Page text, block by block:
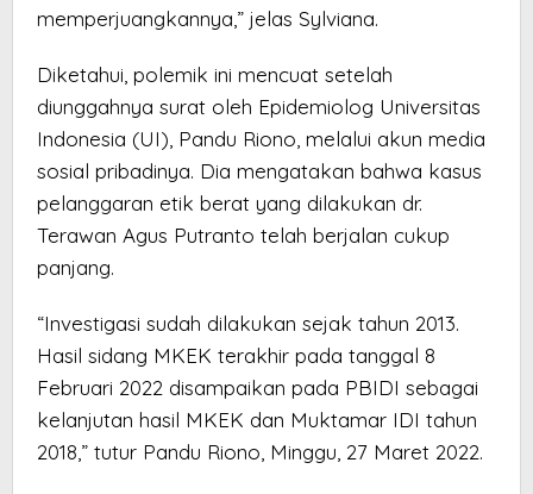
memperjuangkannya,” jelas Sylviana.
Diketahui, polemik ini mencuat setelah
diunggahnya surat oleh Epidemiolog Universitas
Indonesia (UI), Pandu Riono, melalui akun media
sosial pribadinya. Dia mengatakan bahwa kasus
pelanggaran etik berat yang dilakukan dr.
Terawan Agus Putranto telah berjalan cukup
panjang.
“Investigasi sudah dilakukan sejak tahun 2013.
Hasil sidang MKEK terakhir pada tanggal 8
Februari 2022 disampaikan pada PBIDI sebagai
kelanjutan hasil MKEK dan Muktamar IDI tahun
2018,” tutur Pandu Riono, Minggu, 27 Maret 2022.